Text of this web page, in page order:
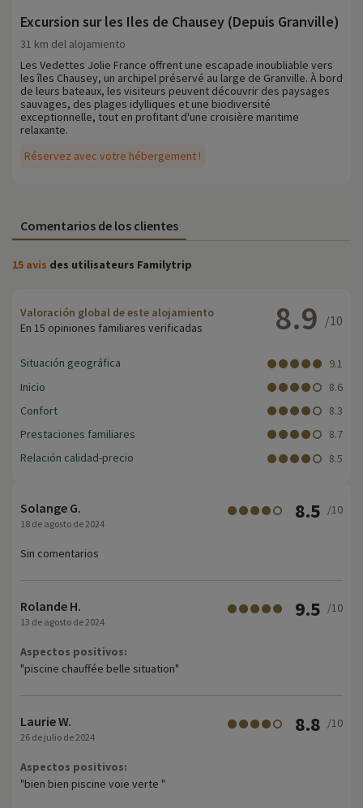
Excursion sur les Iles de Chausey (Depuis Granville)
Réservez avec votre hébergement !
31 km del alojamiento
Les Vedettes Jolie France offrent une escapade inoubliable vers
les îles Chausey, un archipel préservé au large de Granville. À bord
de leurs bateaux, les visiteurs peuvent découvrir des paysages
sauvages, des plages idylliques et une biodiversité
exceptionnelle, tout en profitant d'une croisière maritime
relaxante.
Comentarios de los clientes
15 avis des utilisateurs Familytrip
Valoración global de este alojamiento
En 15 opiniones familiares verificadas
8.9 /10
Situación geográfica
9.1
Inicio
8.6
Confort
8.3
Prestaciones familiares
8.7
Relación calidad-precio
8.5
Solange G.
18 de agosto de 2024
8.5 /10
Sin comentarios
Rolande H.
13 de agosto de 2024
9.5 /10
Aspectos positivos:
"piscine chauffée belle situation"
Laurie W.
26 de julio de 2024
8.8 /10
Aspectos positivos:
"bien bien piscine voie verte "